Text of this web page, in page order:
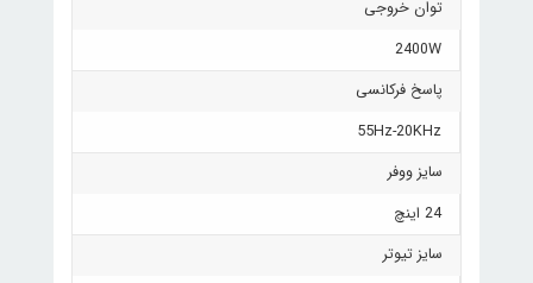
توان خروجی
2400W
پاسخ فرکانسی
55Hz-20KHz
سایز ووفر
24 اینچ
سایز تیوتر